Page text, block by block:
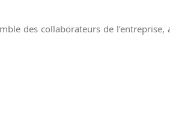
des collaborateurs de